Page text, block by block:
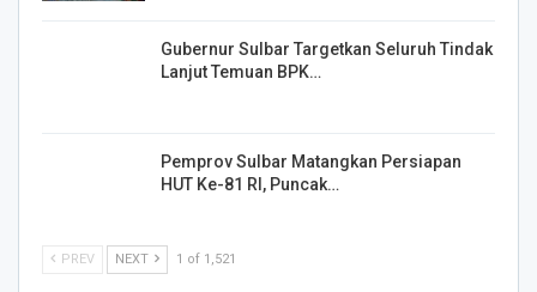
Gubernur Sulbar Targetkan Seluruh Tindak
Lanjut Temuan BPK…
Pemprov Sulbar Matangkan Persiapan
HUT Ke-81 RI, Puncak…
PREV NEXT 1 of 1,521